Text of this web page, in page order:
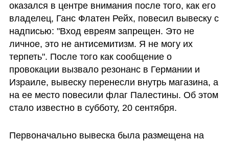
оказался в центре внимания после того, как его
владелец, Ганс Флатен Рейх, повесил вывеску с
надписью: "Вход евреям запрещен. Это не
личное, это не антисемитизм. Я не могу их
терпеть". После того как сообщение о
провокации вызвало резонанс в Германии и
Израиле, вывеску перенесли внутрь магазина, а
на ее место повесили флаг Палестины. Об этом
стало известно в субботу, 20 сентября.
Первоначально вывеска была размещена на